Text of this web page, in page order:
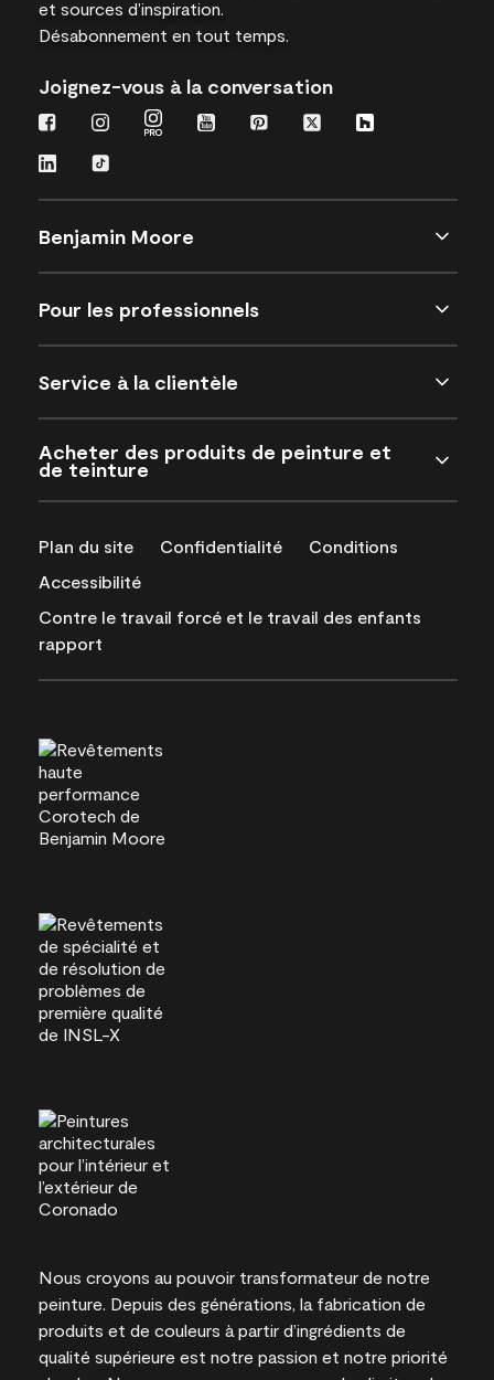
et sources d’inspiration.
Désabonnement en tout temps.
Joignez-vous à la conversation
Benjamin Moore
Pour les professionnels
Service à la clientèle
Acheter des produits de peinture et
de teinture
Plan du site Confidentialité
Conditions
Accessibilité
Contre le travail forcé et le travail des enfants
rapport
Nous croyons au pouvoir transformateur de notre
peinture. Depuis des générations, la fabrication de
produits et de couleurs à partir d’ingrédients de
qualité supérieure est notre passion et notre priorité